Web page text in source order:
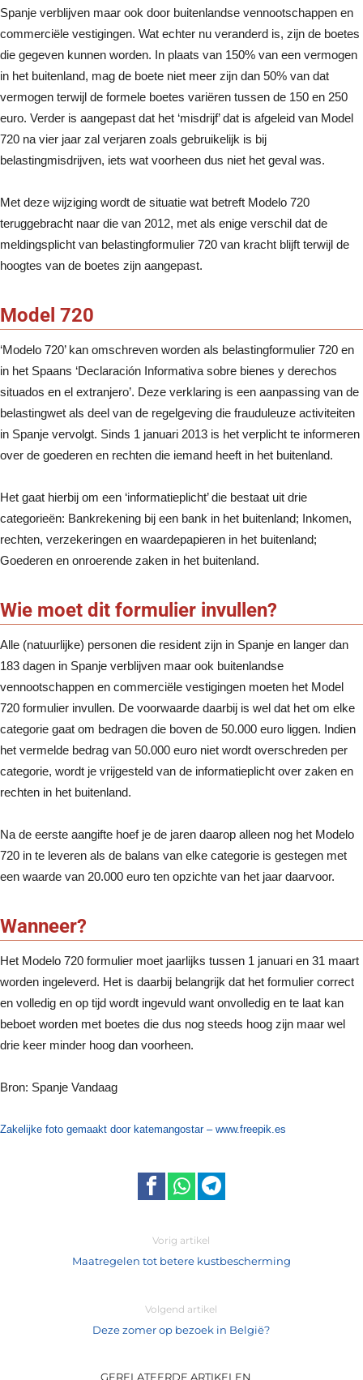
Spanje verblijven maar ook door buitenlandse vennootschappen en
commerciële vestigingen. Wat echter nu veranderd is, zijn de boetes
die gegeven kunnen worden. In plaats van 150% van een vermogen
in het buitenland, mag de boete niet meer zijn dan 50% van dat
vermogen terwijl de formele boetes variëren tussen de 150 en 250
euro. Verder is aangepast dat het ‘misdrijf’ dat is afgeleid van Model
720 na vier jaar zal verjaren zoals gebruikelijk is bij
belastingmisdrijven, iets wat voorheen dus niet het geval was.
Met deze wijziging wordt de situatie wat betreft Modelo 720
teruggebracht naar die van 2012, met als enige verschil dat de
meldingsplicht van belastingformulier 720 van kracht blijft terwijl de
hoogtes van de boetes zijn aangepast.
Model 720
‘Modelo 720’ kan omschreven worden als belastingformulier 720 en
in het Spaans ‘Declaración Informativa sobre bienes y derechos
situados en el extranjero’. Deze verklaring is een aanpassing van de
belastingwet als deel van de regelgeving die frauduleuze activiteiten
in Spanje vervolgt. Sinds 1 januari 2013 is het verplicht te informeren
over de goederen en rechten die iemand heeft in het buitenland.
Het gaat hierbij om een ‘informatieplicht’ die bestaat uit drie
categorieën: Bankrekening bij een bank in het buitenland; Inkomen,
rechten, verzekeringen en waardepapieren in het buitenland;
Goederen en onroerende zaken in het buitenland.
Wie moet dit formulier invullen?
Alle (natuurlijke) personen die resident zijn in Spanje en langer dan
183 dagen in Spanje verblijven maar ook buitenlandse
vennootschappen en commerciële vestigingen moeten het Model
720 formulier invullen. De voorwaarde daarbij is wel dat het om elke
categorie gaat om bedragen die boven de 50.000 euro liggen. Indien
het vermelde bedrag van 50.000 euro niet wordt overschreden per
categorie, wordt je vrijgesteld van de informatieplicht over zaken en
rechten in het buitenland.
Na de eerste aangifte hoef je de jaren daarop alleen nog het Modelo
720 in te leveren als de balans van elke categorie is gestegen met
een waarde van 20.000 euro ten opzichte van het jaar daarvoor.
Wanneer?
Het Modelo 720 formulier moet jaarlijks tussen 1 januari en 31 maart
worden ingeleverd. Het is daarbij belangrijk dat het formulier correct
en volledig en op tijd wordt ingevuld want onvolledig en te laat kan
beboet worden met boetes die dus nog steeds hoog zijn maar wel
drie keer minder hoog dan voorheen.
Bron: Spanje Vandaag
Zakelijke foto gemaakt door katemangostar – www.freepik.es
Vorig artikel
Maatregelen tot betere kustbescherming
Volgend artikel
Deze zomer op bezoek in België?
GERELATEERDE ARTIKELEN